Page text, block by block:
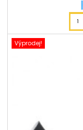
Výprodej!